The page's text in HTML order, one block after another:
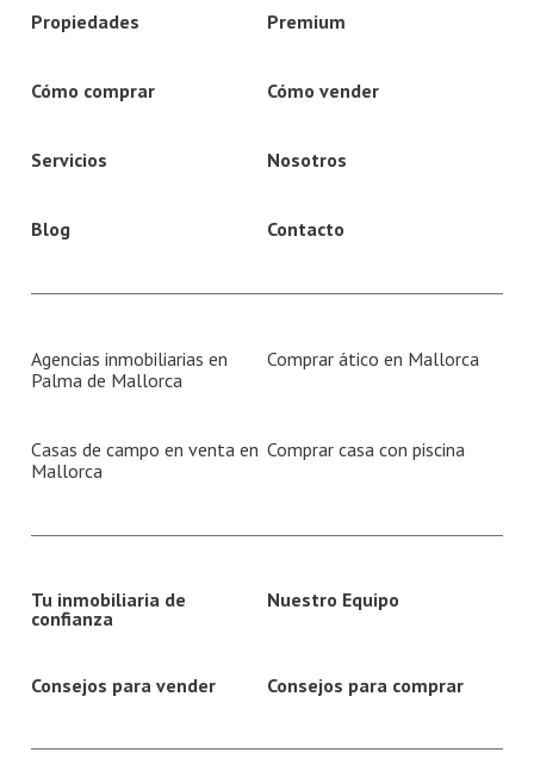
Propiedades Premium
Cómo comprar Cómo vender
Servicios Nosotros
Blog Contacto
Agencias inmobiliarias en
Palma de Mallorca
Comprar ático en Mallorca
Casas de campo en venta en
Mallorca
Comprar casa con piscina
Tu inmobiliaria de
confianza
Nuestro Equipo
Consejos para vender Consejos para comprar